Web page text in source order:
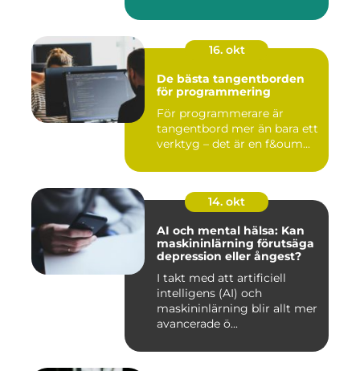
16. okt
De bästa tangentborden
för programmering
För programmerare är
tangentbord mer än bara ett
verktyg – det är en f&oum...
14. okt
AI och mental hälsa: Kan
maskininlärning förutsäga
depression eller ångest?
I takt med att artificiell
intelligens (AI) och
maskininlärning blir allt mer
avancerade ö...